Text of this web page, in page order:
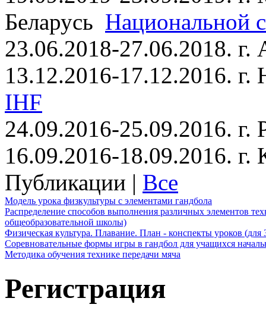
Беларусь Национальной
23.06.2018-27.06.2018.
13.12.2016-17.12.2016.
IHF
24.09.2016-25.09.2016. г.
16.09.2016-18.09.2016.
Публикации | Все
Модель урока физкультуры с элементами гандбола
Распределение способов выполнения различных элементов
общеобразовательной школы)
Физическая культура. Плавание. План - конспекты уроков (для
Соревновательные формы игры в гандбол для учащихся
Методика обучения технике передачи мяча
Регистрация